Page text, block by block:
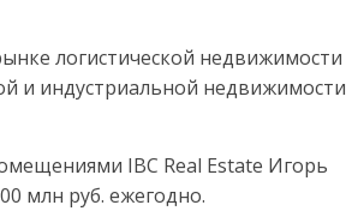
логистической недвижимости
и индустриальной недвижимости
IBC Real Estate Игорь
млн руб. ежегодно.